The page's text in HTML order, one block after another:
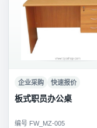
企业采购 快速报价
板式职员办公桌
编号 FW_MZ-005